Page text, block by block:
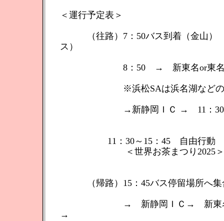
＜運行予定表＞
（往路）7：50バス到着（金山）
ス）
8：50 → 新東名or東名 →9：
※浜松SAは浜名湖などのほかの
→新静岡ＩＣ → 11：30会場（
11：30～15：45 自由行動
＜世界お茶まつり2025
（帰路）15：45バス停留場所へ集
→ 新静岡ＩＣ→ 新東名 →17
→